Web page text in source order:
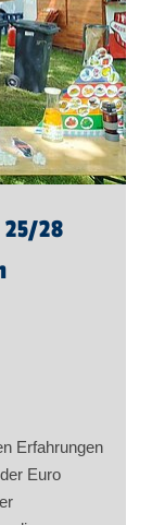
25/28
Erfahrungen
Euro